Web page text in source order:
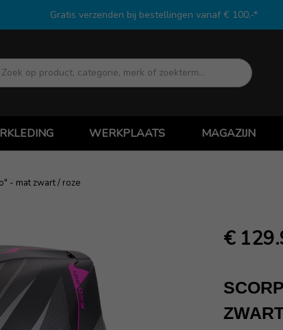
Gratis verzenden bij bestellingen vanaf € 100,-*
Zoek
WERKPLAATS MAGAZIJN
- mat zwart / roze
€